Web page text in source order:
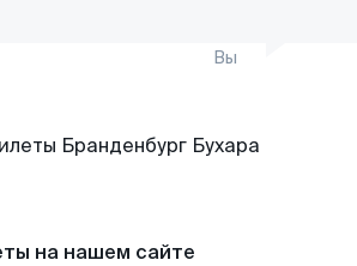
Вы
на нашем сайте